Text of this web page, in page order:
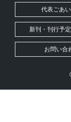
代表ごあ
新刊・刊行予
お問い合